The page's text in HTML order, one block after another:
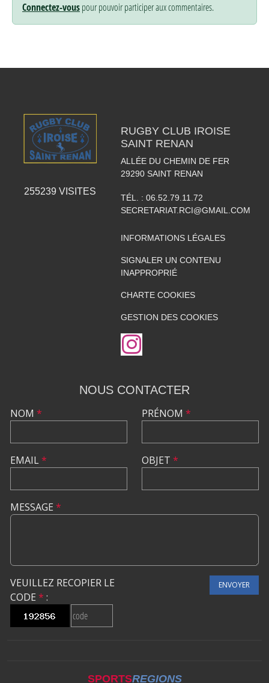
Connectez-vouspour pouvoir participer aux commentaires.
255239 VISITES
RUGBY CLUB IROISE
SAINT RENAN
ALLÉE DU CHEMIN DE FER
29290 SAINT RENAN
TÉL. : 06.52.79.11.72
SECRETARIAT.RCI@GMAIL.COM
INFORMATIONS LÉGALES
SIGNALER UN CONTENU
INAPPROPRIÉ
CHARTE COOKIES
GESTION DES COOKIES
NOUS CONTACTER
NOM *
EMAIL*
PRÉNOM *
OBJET *
MESSAGE *
VEUILLEZ RECOPIER LE
CODE * :
ENVOYER
SPORTSREGIONS